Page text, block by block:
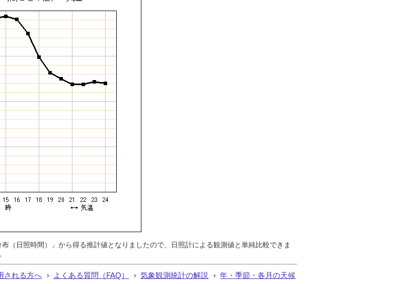
（日照時間）」から得る推計値となりましたので、日照計による観測値と単純比較できま
される方へ よくある質問（FAQ） 気象観測統計の解説 年・季節・各月の天候